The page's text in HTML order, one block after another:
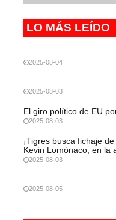
LO MÁS LEÍDO
2025-08-04
2025-08-03
El giro político de EU
2025-08-03
¡Tigres busca fichaje
Kevin Lomónaco, en la
2025-08-03
2025-08-05